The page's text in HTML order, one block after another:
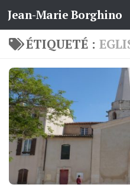
Skip to content
Jean-Marie Borghino
ÉTIQUETÉ :